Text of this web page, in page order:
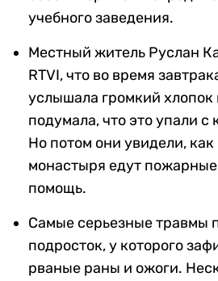
учебного заведения.
Местный житель Руслан
RTVI, что во время
услышала громкий хлопок
подумала, что это упали с
Но потом они увидели, как
монастыря едут
помощь.
Самые серьезные травмы
подросток, у которого
рваные раны и ожоги.